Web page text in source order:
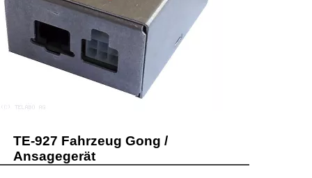
TE-927 Fahrzeug Gong /
Ansagegerät